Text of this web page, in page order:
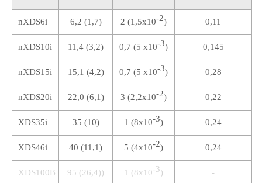
nXDS6i 6,2 (1,7) 2 (1,5x10-2) 0,11
nXDS10i 11,4 (3,2) 0,7 (5 х10-3) 0,145
nXDS15i 15,1 (4,2) 0,7 (5 х10-3) 0,28
nXDS20i 22,0 (6,1) 3 (2,2x10-2) 0,22
XDS35i 35 (10) 1 (8х10-3) 0,24
XDS46i 40 (11,1) 5 (4х10-2) 0,24
XDS100B 95 (26,4)) 1 (8х10-3) -